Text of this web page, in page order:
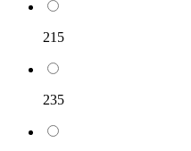
215
235